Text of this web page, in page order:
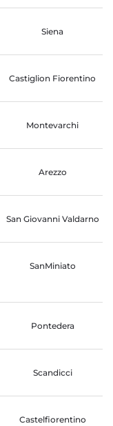
Siena
Castiglion Fiorentino
Montevarchi
Arezzo
San Giovanni Valdarno
SanMiniato
Pontedera
Scandicci
Castelfiorentino